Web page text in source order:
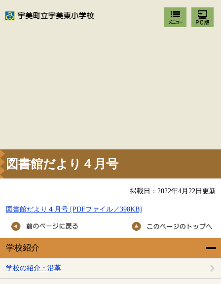
学校紹介
学校の紹介・沿革
図書館だより４月号
掲載日：2022年4月22日更新
図書館だより４月号 [PDFファイル／398KB]